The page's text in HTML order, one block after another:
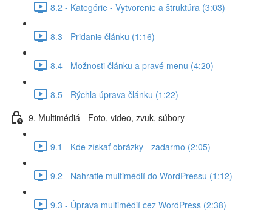
8.2 - Kategórie - Vytvorenie a štruktúra (3:03)
8.3 - Pridanie článku (1:16)
8.4 - Možnosti článku a pravé menu (4:20)
8.5 - Rýchla úprava článku (1:22)
9. Multimédiá - Foto, video, zvuk, súbory
9.1 - Kde získať obrázky - zadarmo (2:05)
9.2 - Nahratie multimédií do WordPressu (1:12)
9.3 - Úprava multimédií cez WordPress (2:38)